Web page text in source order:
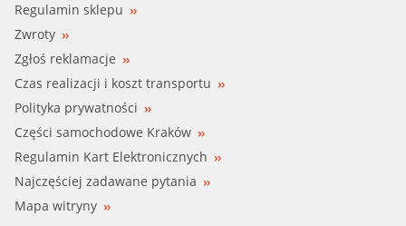
Regulamin sklepu
Zwroty
Zgłoś reklamacje
Czas realizacji i koszt transportu
Polityka prywatności
Części samochodowe Kraków
Regulamin Kart Elektronicznych
Najczęściej zadawane pytania
Mapa witryny